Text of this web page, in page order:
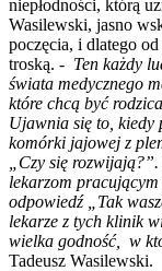
niepłodności, którą
Wasilewski, jasno
poczęcia, i dlatego
troską. - Ten każdy
świata medycznego
które chcą być
Ujawnia się to, kiedy
komórki jajowej z
„Czy się
lekarzom
odpowiedź „Tak
lekarze z tych klinik
wielka godność, w
Tadeusz Wasilewski.